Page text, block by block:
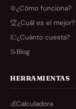
⚙️¿Cómo funciona?
🏆¿Cuál es el mejor?
💵¿Cuánto cuesta?
📝Blog
HERRAMIENTAS
💰Calculadora